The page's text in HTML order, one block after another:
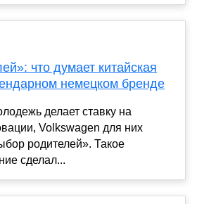
что думает китайская
немецком бренде
делает ставку на
Volkswagen для них
родителей». Такое
сделал...